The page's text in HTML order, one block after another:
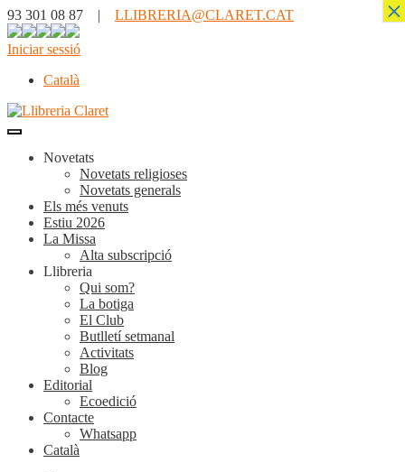
93 301 08 87 | LLIBRERIA@CLARET.CAT
Iniciar sessió
Català
Novetats
Novetats religioses
Novetats generals
Els més venuts
Estiu 2026
La Missa
Alta subscripció
Llibreria
Qui som?
La botiga
El Club
Butlletí setmanal
Activitats
Blog
Editorial
Ecoedició
Contacte
Whatsapp
Català
×